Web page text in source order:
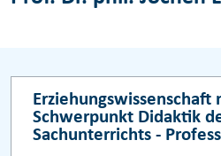
Erziehungswissenschaft
Schwerpunkt Didaktik
Sachunterrichts -